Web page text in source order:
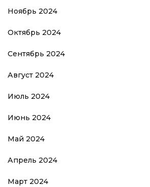
Ноябрь 2024
Октябрь 2024
Сентябрь 2024
Август 2024
Июль 2024
Июнь 2024
Май 2024
Апрель 2024
Март 2024